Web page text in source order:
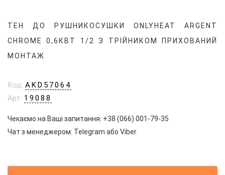
ТЕН ДО РУШНИКОСУШКИ ONLYHEAT ARGENT
CHROME 0,6КВТ 1/2 З ТРІЙНИКОМ ПРИХОВАНИЙ
МОНТАЖ
Код: AKD57064
Арт: 19088
Чекаємо на Ваші запитання: +38 (066) 001-79-35
Чат з менеджером: Telegram або Viber